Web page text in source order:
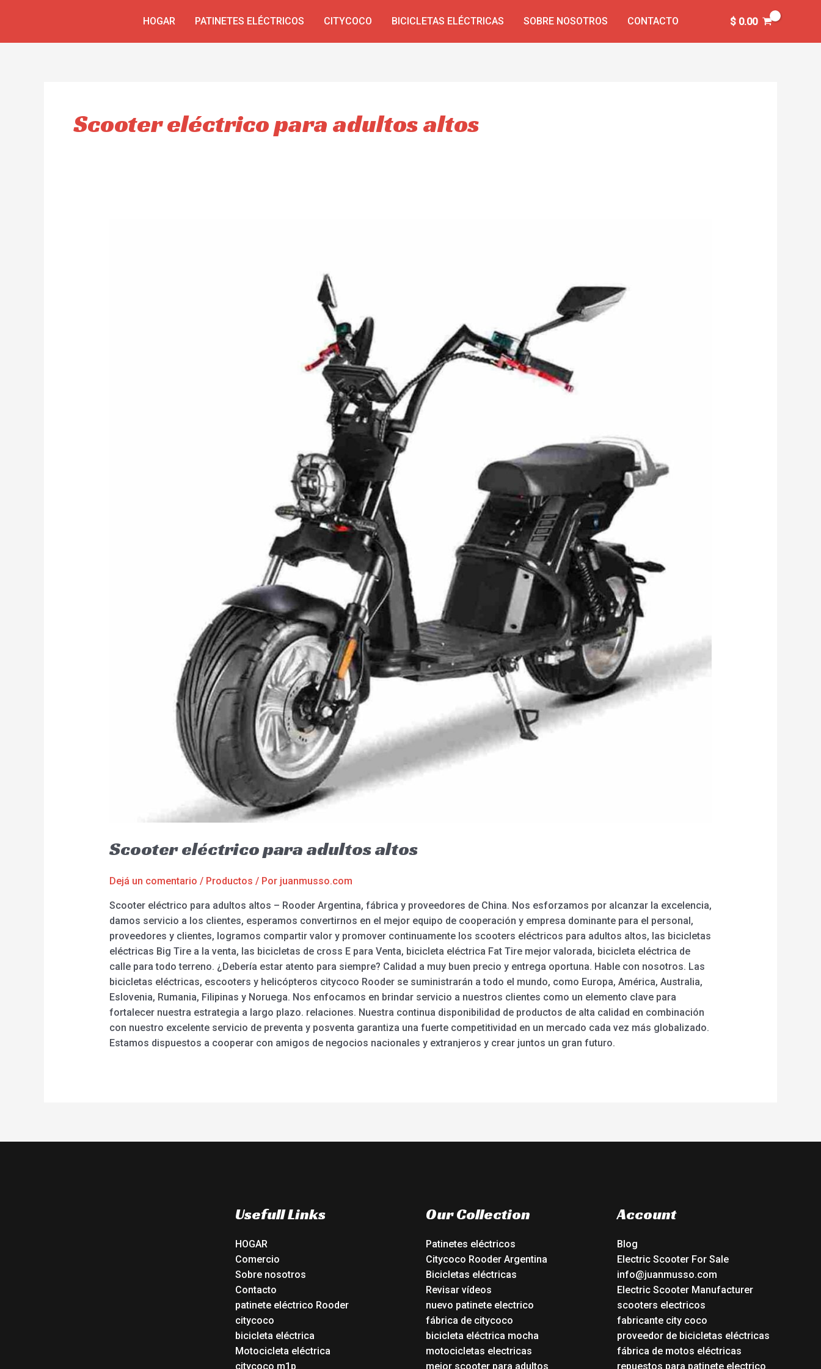
HOGAR PATINETES ELÉCTRICOS CITYCOCO BICICLETAS ELÉCTRICAS SOBRE NOSOTROS CONTACTO $0.00
Scooter eléctrico para adultos altos
Scooter eléctrico para adultos altos
Dejá un comentario / Productos / Por juanmusso.com
Scooter eléctrico para adultos altos – Rooder Argentina, fábrica y proveedores de China. Nos esforzamos por alcanzar la excelencia,
damos servicio a los clientes, esperamos convertirnos en el mejor equipo de cooperación y empresa dominante para el personal,
proveedores y clientes, logramos compartir valor y promover continuamente los scooters eléctricos para adultos altos, las bicicletas
eléctricas Big Tire a la venta, las bicicletas de cross E para Venta, bicicleta eléctrica Fat Tire mejor valorada, bicicleta eléctrica de
calle para todo terreno. ¿Debería estar atento para siempre? Calidad a muy buen precio y entrega oportuna. Hable con nosotros. Las
bicicletas eléctricas, escooters y helicópteros citycoco Rooder se suministrarán a todo el mundo, como Europa, América, Australia,
Eslovenia, Rumania, Filipinas y Noruega. Nos enfocamos en brindar servicio a nuestros clientes como un elemento clave para
fortalecer nuestra estrategia a largo plazo. relaciones. Nuestra continua disponibilidad de productos de alta calidad en combinación
con nuestro excelente servicio de preventa y posventa garantiza una fuerte competitividad en un mercado cada vez más globalizado.
Estamos dispuestos a cooperar con amigos de negocios nacionales y extranjeros y crear juntos un gran futuro.
Usefull Links
HOGAR
Comercio
Sobre nosotros
Contacto
patinete eléctrico Rooder
citycoco
bicicleta eléctrica
Motocicleta eléctrica
citycoco m1p
Our Collection
Patinetes eléctricos
Citycoco Rooder Argentina
Bicicletas eléctricas
Revisar vídeos
nuevo patinete electrico
fábrica de citycoco
bicicleta eléctrica mocha
motocicletas electricas
mejor scooter para adultos
Account
Blog
Electric Scooter For Sale
info@juanmusso.com
Electric Scooter Manufacturer
scooters electricos
fabricante city coco
proveedor de bicicletas eléctricas
fábrica de motos eléctricas
repuestos para patinete electrico